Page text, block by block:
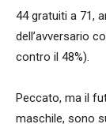
44 gratuiti a 71,
dell’avversario
contro il 48%).
Peccato, ma il
maschile, sono